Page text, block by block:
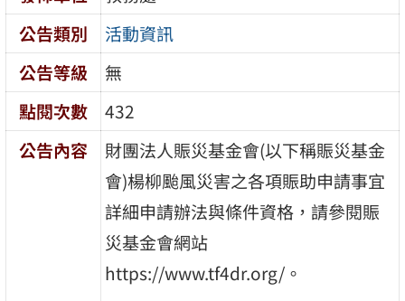
公告類別
活動資訊
公告等級
無
點閱次數
432
公告內容
財團法人賑災基金會(以下稱賑災基金
會)楊柳颱風災害之各項賑助申請事宜
詳細申請辦法與條件資格，請參閱賑
災基金會網站
https://www.tf4dr.org/。